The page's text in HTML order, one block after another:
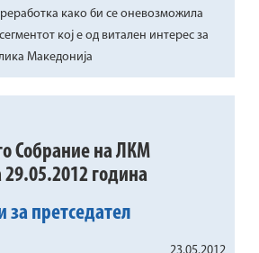
како би се оневозможила
кој е од витален интерес за
Македонија
Собрание на ЛКМ
година
претседател